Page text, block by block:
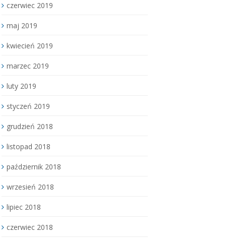
czerwiec 2019
maj 2019
kwiecień 2019
marzec 2019
luty 2019
styczeń 2019
grudzień 2018
listopad 2018
październik 2018
wrzesień 2018
lipiec 2018
czerwiec 2018